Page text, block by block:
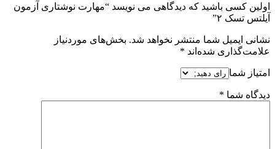
اولین کسی باشید که دیدگاهی می نویسد “مهارت نوشتاری آزمون
آیلتس تسک ۲”
نشانی ایمیل شما منتشر نخواهد شد. بخش‌های موردنیاز
علامت‌گذاری شده‌اند *
امتیاز شما
دیدگاه شما *